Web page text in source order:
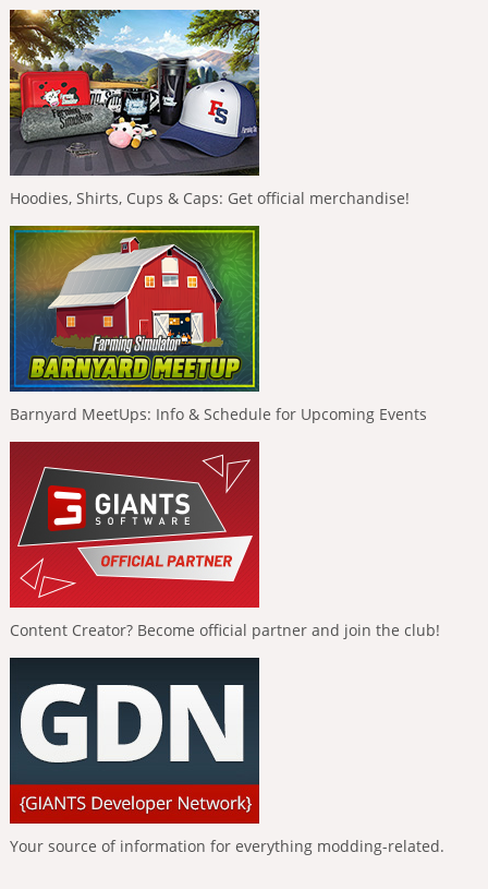
Hoodies, Shirts, Cups & Caps: Get official merchandise!
Barnyard MeetUps: Info & Schedule for Upcoming Events
Content Creator? Become official partner and join the club!
Your source of information for everything modding-related.